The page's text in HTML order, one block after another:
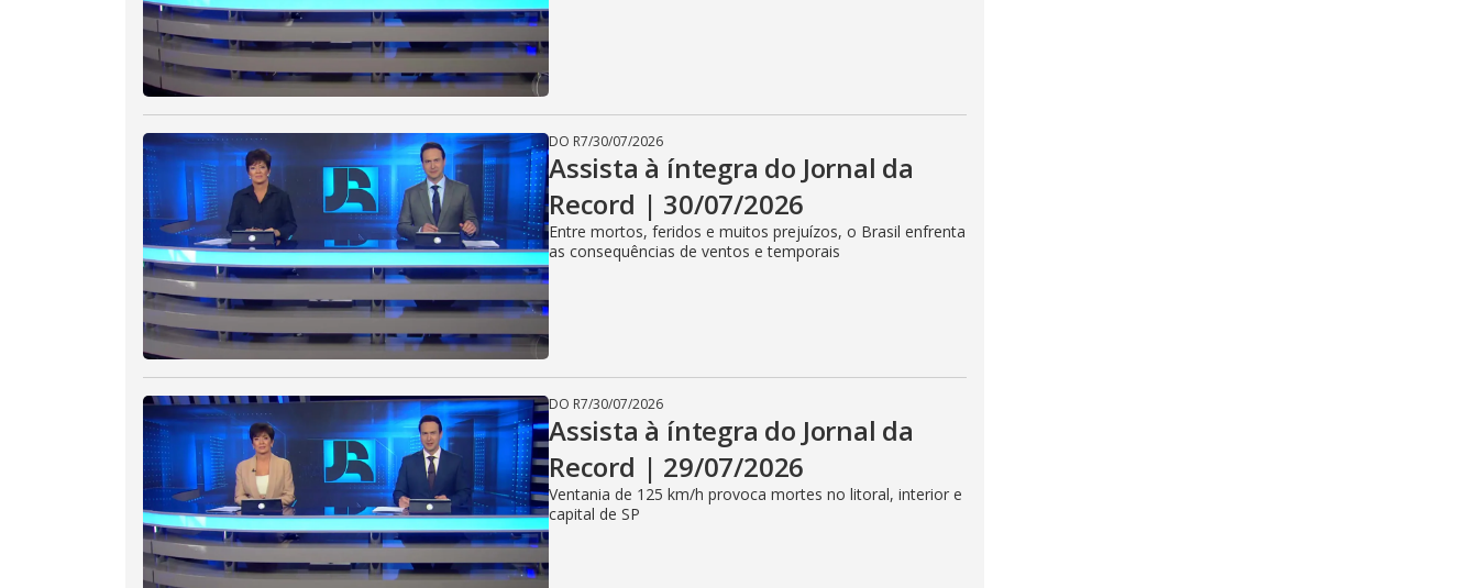
DO R7/30/07/2026
Assista à íntegra do Jornal da
Record | 30/07/2026
Entre mortos, feridos e muitos prejuízos, o Brasil enfrenta
as consequências de ventos e temporais
DO R7/30/07/2026
Assista à íntegra do Jornal da
Record | 29/07/2026
Ventania de 125 km/h provoca mortes no litoral, interior e
capital de SP